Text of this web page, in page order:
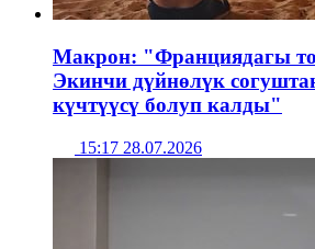
Макрон: "Франциядагы
Экинчи дүйнөлүк
күчтүүсү болуп калды"
15:17 28.07.2026